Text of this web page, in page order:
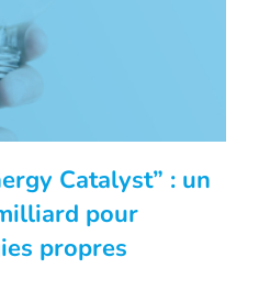
Catalyst” : un
pour
propres